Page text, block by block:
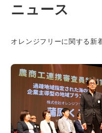
ニュース
オレンジフリーに関する新